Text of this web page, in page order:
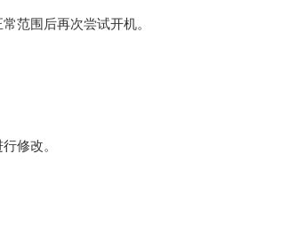
范围后再次尝试开机。
修改。